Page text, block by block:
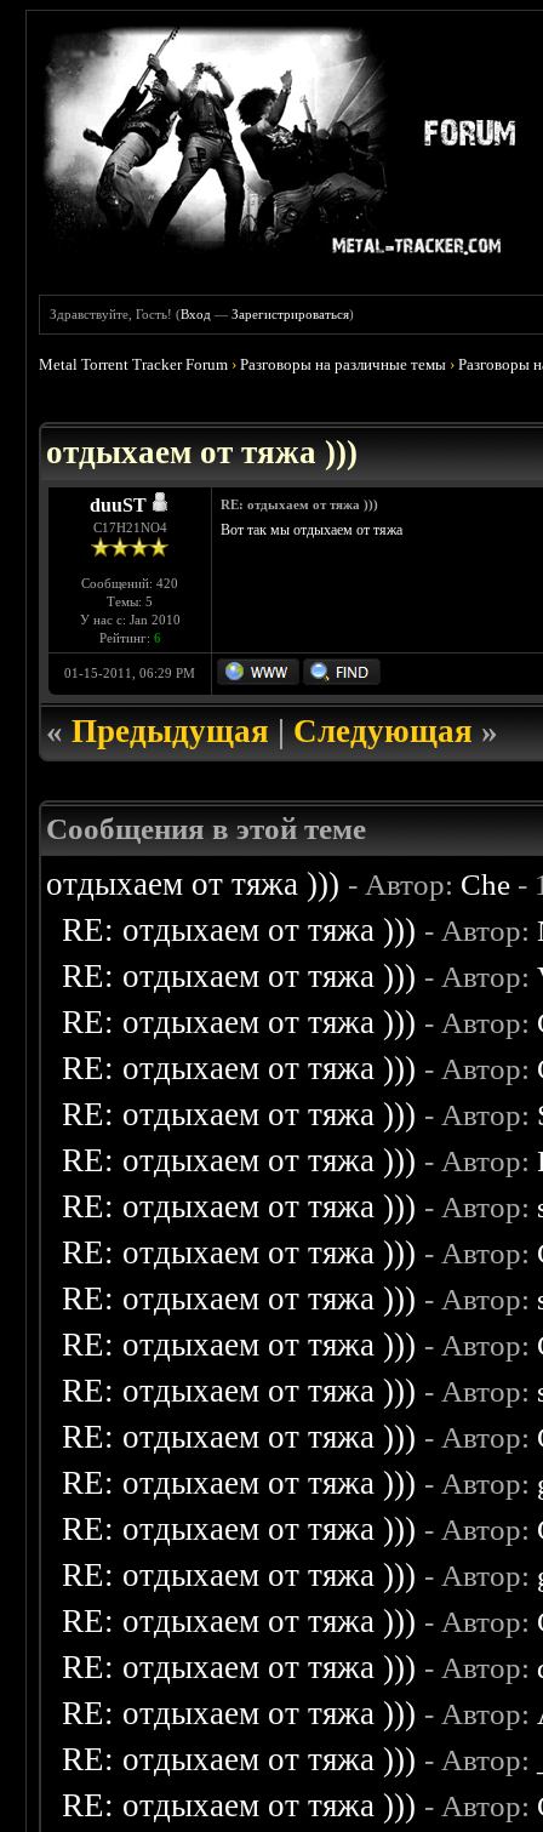
Здравствуйте, Гость! (Вход —Зарегистрироваться)
Metal Torrent Tracker Forum ›Разговоры на различные темы ›Разговоры
отдыхаем от тяжа )))
duuST
С17H21NO4
Сообщений: 420
Темы: 5
У нас с: Jan 2010
Рейтинг: 6
RE: отдыхаем от тяжа )))
Вот так мы отдыхаем от тяжа
01-15-2011, 06:29 PM
«Предыдущая|Следующая»
Сообщения в этой теме
отдыхаем от тяжа ))) - Автор: Che -
RE: отдыхаем от тяжа ))) - Автор:
RE: отдыхаем от тяжа ))) - Автор:
RE: отдыхаем от тяжа ))) - Автор:
RE: отдыхаем от тяжа ))) - Автор:
RE: отдыхаем от тяжа ))) - Автор:
RE: отдыхаем от тяжа ))) - Автор:
RE: отдыхаем от тяжа ))) - Автор:
RE: отдыхаем от тяжа ))) - Автор:
RE: отдыхаем от тяжа ))) - Автор:
RE: отдыхаем от тяжа ))) - Автор:
RE: отдыхаем от тяжа ))) - Автор:
RE: отдыхаем от тяжа ))) - Автор:
RE: отдыхаем от тяжа ))) - Автор:
RE: отдыхаем от тяжа ))) - Автор:
RE: отдыхаем от тяжа ))) - Автор:
RE: отдыхаем от тяжа ))) - Автор:
RE: отдыхаем от тяжа ))) - Автор:
RE: отдыхаем от тяжа ))) - Автор:
RE: отдыхаем от тяжа ))) - Автор:
RE: отдыхаем от тяжа ))) - Автор: